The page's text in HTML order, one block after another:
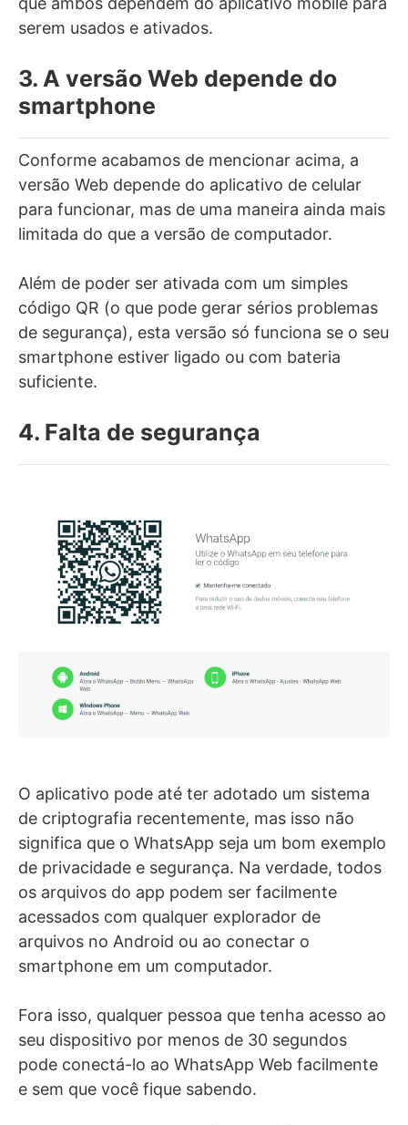
serem usados e ativados.
3. A versão Web depende do
smartphone
Conforme acabamos de mencionar acima, a
versão Web depende do aplicativo de celular
para funcionar, mas de uma maneira ainda mais
limitada do que a versão de computador.
Além de poder ser ativada com um simples
código QR (o que pode gerar sérios problemas
de segurança), esta versão só funciona se o seu
smartphone estiver ligado ou com bateria
suficiente.
4. Falta de segurança
O aplicativo pode até ter adotado um sistema
de criptografia recentemente, mas isso não
significa que o WhatsApp seja um bom exemplo
de privacidade e segurança. Na verdade, todos
os arquivos do app podem ser facilmente
acessados com qualquer explorador de
arquivos no Android ou ao conectar o
smartphone em um computador.
Fora isso, qualquer pessoa que tenha acesso ao
seu dispositivo por menos de 30 segundos
pode conectá-lo ao WhatsApp Web facilmente
e sem que você fique sabendo.